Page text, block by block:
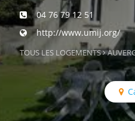
04 76 79 12 51
http://www.umij.org/
TOUS LES LOGEMENTS